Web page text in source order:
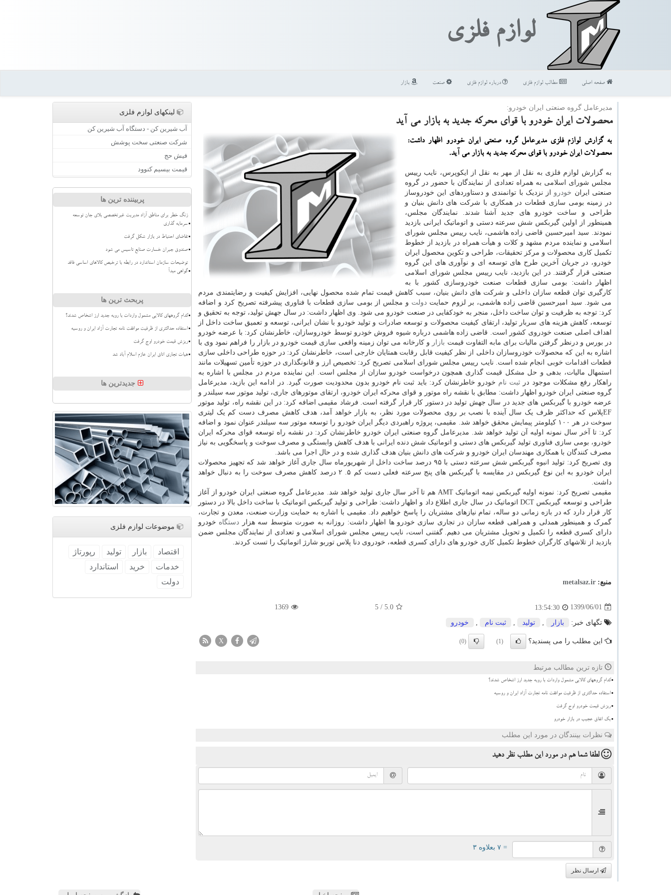
لوازم فلزی
صفحه اصلی مطالب لوازم فلزی درباره لوازم فلزی صنعت بازار
مدیرعامل گروه صنعتی ایران خودرو:
محصولات ایران خودرو با قوای محركه جدید به بازار می آید
به گزارش لوازم فلزی مدیرعامل گروه صنعتی ایران خودرو اظهار داشت:
محصولات ایران خودرو با قوای محركه جدید به بازار می آید.
به گزارش لوازم فلزی به نقل از مهر به نقل از ایکوپرس، نایب رییس
مجلس شورای اسلامی به همراه تعدادی از نمایندگان با حضور در گروه
صنعتی ایران خودرو از نزدیک با توانمندی و دستاوردهای این خودروساز
در زمینه بومی سازی قطعات در همکاری با شرکت های دانش بنیان و
طراحی و ساخت خودرو های جدید آشنا شدند. نمایندگان مجلس،
همینطور از اولین گیربکس شش سرعته دستی و اتوماتیک ایرانی بازدید
نمودند. سید امیرحسین قاضی زاده هاشمی، نایب رییس مجلس شورای
اسلامی و نماینده مردم مشهد و کلات و هیأت همراه در بازدید از خطوط
تکمیل کاری محصولات و مرکز تحقیقات، طراحی و تکوین محصول ایران
خودرو، در جریان آخرین طرح های توسعه ای و نوآوری های این گروه
صنعتی قرار گرفتند. در این بازدید، نایب رییس مجلس شورای اسلامی
اظهار داشت: بومی سازی قطعات صنعت خودروسازی کشور با به
کارگیری توان قطعه سازان داخلی و شرکت های دانش بنیان، سبب کاهش قیمت تمام شده محصول نهایی، افزایش کیفیت و رضایتمندی مردم
می شود. سید امیرحسین قاضی زاده هاشمی، بر لزوم حمایت دولت و مجلس از بومی سازی قطعات با فناوری پیشرفته تصریح کرد و اضافه
کرد: توجه به ظرفیت و توان ساخت داخل، منجر به خودکفایی در صنعت خودرو می شود. وی اظهار داشت: در سال جهش تولید، توجه به تحقیق و
توسعه، کاهش هزینه های سربار تولید، ارتقای کیفیت محصولات و توسعه صادرات و تولید خودرو با نشان ایرانی، توسعه و تعمیق ساخت داخل از
اهداف اصلی صنعت خودروی کشور است. قاضی زاده هاشمی درباره شیوه فروش خودرو توسط خودروسازان، خاطرنشان کرد: با عرضه خودرو
در بورس و درنظر گرفتن مالیات برای مابه التفاوت قیمت بازار و کارخانه می توان زمینه واقعی سازی قیمت خودرو در بازار را فراهم نمود وی با
اشاره به این که محصولات خودروسازان داخلی از نظر کیفیت قابل رقابت همتایان خارجی است، خاطرنشان کرد: در حوزه طراحی داخلی سازی
قطعات اقدامات خوبی انجام شده است. نایب رییس مجلس شورای اسلامی تصریح کرد: تخصیص ارز و قانونگذاری در حوزه تأمین تسهیلات مانند
استمهال مالیات، بدهی و حل مشکل قیمت گذاری همچون درخواست خودرو سازان از مجلس است. این نماینده مردم در مجلس با اشاره به
راهکار رفع مشکلات موجود در ثبت نام خودرو خاطرنشان کرد: باید ثبت نام خودرو بدون محدودیت صورت گیرد. در ادامه این بازید، مدیرعامل
گروه صنعتی ایران خودرو اظهار داشت: مطابق با نقشه راه موتور و قوای محرکه ایران خودرو، ارتقای موتورهای جاری، تولید موتور سه سیلندر و
عرضه خودرو با گیربکس های جدید در سال جهش تولید در دستور کار قرار گرفته است. فرشاد مقیمی اضافه کرد: در این نقشه راه، تولید موتور
EFپلاس که حداکثر ظرف یک سال آینده با نصب بر روی محصولات مورد نظر، به بازار خواهد آمد، هدف کاهش مصرف دست کم یک لیتری
سوخت در هر ۱۰۰ کیلومتر پیمایش محقق خواهد شد. مقیمی، پروژه راهبردی دیگر ایران خودرو را توسعه موتور سه سیلندر عنوان نمود و اضافه
کرد: تا آخر سال نمونه اولیه آن تولید خواهد شد. مدیرعامل گروه صنعتی ایران خودرو خاطرنشان کرد: در نقشه راه توسعه قوای محرکه ایران
خودرو، بومی سازی فناوری تولید گیربکس های دستی و اتوماتیک شش دنده ایرانی با هدف کاهش وابستگی و مصرف سوخت و پاسخگویی به نیاز
مصرف کنندگان با همکاری مهندسان ایران خودرو و شرکت های دانش بنیان هدف گذاری شده و در حال اجرا می باشد.
وی تصریح کرد: تولید انبوه گیربکس شش سرعته دستی با ۹۵ درصد ساخت داخل از شهریورماه سال جاری آغاز خواهد شد که تجهیز محصولات
ایران خودرو به این نوع گیربکس در مقایسه با گیربکس های پنج سرعته فعلی دست کم ۵. ۲ درصد کاهش مصرف سوخت را به دنبال خواهد
داشت.
مقیمی تصریح کرد: نمونه اولیه گیربکس نیمه اتوماتیک AMT هم تا آخر سال جاری تولید خواهد شد. مدیرعامل گروه صنعتی ایران خودرو از آغاز
طراحی و توسعه گیربکس DCT اتوماتیک در سال جاری اطلاع داد و اظهار داشت: طراحی و تولید گیربکس اتوماتیک با ساخت داخل بالا در دستور
کار قرار دارد که در بازه زمانی دو ساله، تمام نیازهای مشتریان را پاسخ خواهیم داد. مقیمی با اشاره به حمایت وزارت صنعت، معدن و تجارت،
گمرک و همینطور همدلی و همراهی قطعه سازان در تجاری سازی خودرو ها اظهار داشت: روزانه به صورت متوسط سه هزار دستگاه خودرو
دارای کسری قطعه را تکمیل و تحویل مشتریان می دهیم. گفتنی است، نایب رییس مجلس شورای اسلامی و تعدادی از نمایندگان مجلس ضمن
بازدید از تلاشهای کارگران خطوط تکمیل کاری خودرو های دارای کسری قطعه، خودروی دنا پلاس توربو شارژ اتوماتیک را تست کردند.
منبع: metalsaz.ir
1399/06/01
13:54:30
5.0
/ 5
1369
تگهای خبر: بازار تولید ثبت نام خودرو
این مطلب را می پسندید؟ (1)
(0)
X
تازه ترین مطالب مرتبط
کدام گروههای کالایی مشمول واردات با رویه جدید ارز اشخاص شدند؟
استفاده حداکثری از ظرفیت موافقت نامه تجارت آزاد ایران و روسیه
ریزش قیمت خودرو اوج گرفت
بک اتفاق عجیب در بازار خودرو
نظرات بینندگان در مورد این مطلب
لطفا شما همدر مورد این مطلب نظر دهید
= ۷ بعلاوه ۳
ارسال نظر
لینکهای لوازم فلزی
آب شیرین کن - دستگاه آب شیرین کن
شرکت صنعتی سخت پوشش
فیش حج
قیمت بیسیم کنوود
پربیننده ترین ها
زنگ خطر برای مناطق آزاد مدیریت غیرتخصصی بلای جان توسعه
سرمایه گذاری
تقاضای احتیاط در بازار شکل گرفت
صندوق جبران خسارت صنایع تاسیس می شود
توضیحات سازمان استاندارد در رابطه با ترخیص کالاهای اساسی فاقد
گواهی مبدأ
پربحث ترین ها
کدام گروههای کالایی مشمول واردات با رویه جدید ارز اشخاص شدند؟
استفاده حداکثری از ظرفیت موافقت نامه تجارت آزاد ایران و روسیه
ریزش قیمت خودرو اوج گرفت
هیات تجاری اتاق ایران عازم اسلام آباد شد
جدیدترین ها
موضوعات لوازم فلزی
اقتصاد بازار تولید
رپورتاژ
خدمات
خرید
استاندارد
دولت